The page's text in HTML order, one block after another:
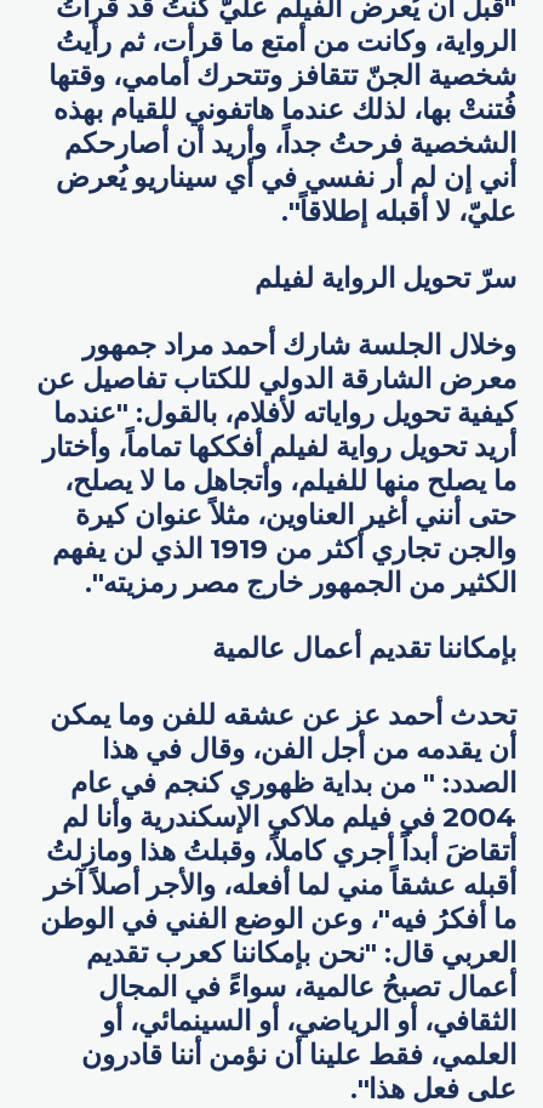
"قبل أن يُعرض الفيلم عليّ كنتُ قد قرأتُ
الرواية، وكانت من أمتع ما قرأت، ثم رأيتُ
شخصية الجنّ تتقافز وتتحرك أمامي، وقتها
فُتنتْ بها، لذلك عندما هاتفوني للقيام بهذه
الشخصية فرحتُ جداً، وأريد أن أصارحكم
أني إن لم أر نفسي في أي سيناريو يُعرض
عليّ، لا أقبله إطلاقاً".
سرّ تحويل الرواية لفيلم
وخلال الجلسة شارك أحمد مراد جمهور
معرض الشارقة الدولي للكتاب تفاصيل عن
كيفية تحويل رواياته لأفلام، بالقول: "عندما
أريد تحويل رواية لفيلم أفككها تماماً، وأختار
ما يصلح منها للفيلم، وأتجاهل ما لا يصلح،
حتى أنني أغير العناوين، مثلاً عنوان كيرة
والجن تجاري أكثر من 1919 الذي لن يفهم
الكثير من الجمهور خارج مصر رمزيته".
بإمكاننا تقديم أعمال عالمية
تحدث أحمد عز عن عشقه للفن وما يمكن
أن يقدمه من أجل الفن، وقال في هذا
الصدد: " من بداية ظهوري كنجم في عام
2004 في فيلم ملاكي الإسكندرية وأنا لم
أتقاضَ أبداً أجري كاملاً، وقبلتُ هذا ومازلتُ
أقبله عشقاً مني لما أفعله، والأجر أصلاً آخر
ما أفكرُ فيه"، وعن الوضع الفني في الوطن
العربي قال: "نحن بإمكاننا كعرب تقديم
أعمال تصبحُ عالمية، سواءً في المجال
الثقافي، أو الرياضي، أو السينمائي، أو
العلمي، فقط علينا أن نؤمن أننا قادرون
على فعل هذا".